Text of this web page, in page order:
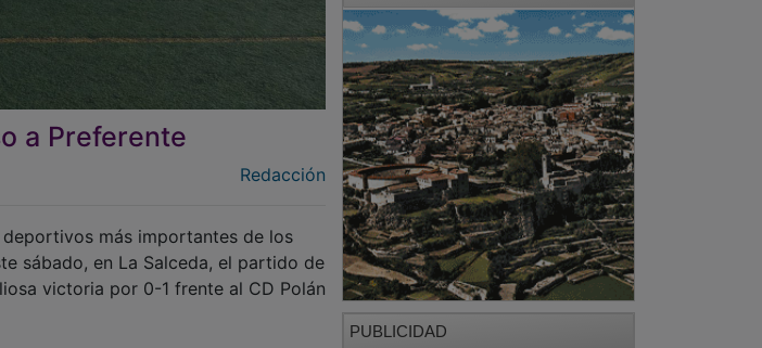
a Preferente
Redacción
más importantes de los
sábado, en La Salceda, el partido de
victoria por 0-1 frente al CD Polán
PUBLICIDAD